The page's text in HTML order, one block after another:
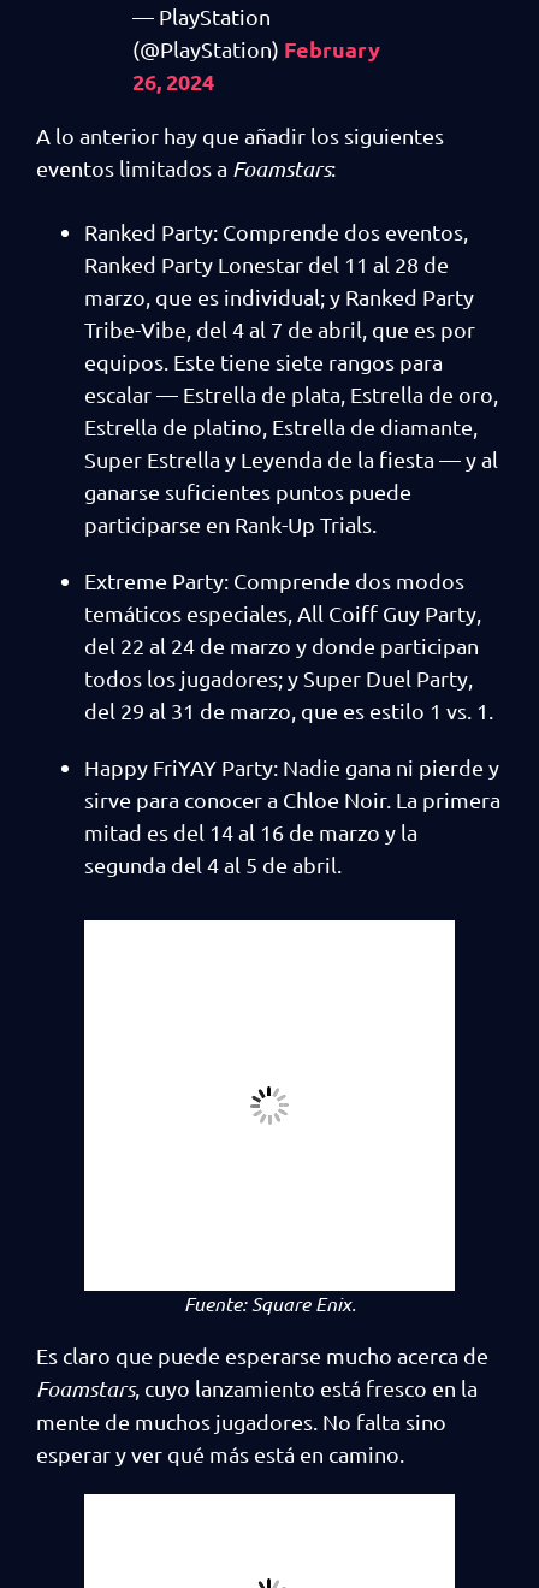
— PlayStation
(@PlayStation) February
26, 2024
A lo anterior hay que añadir los siguientes
eventos limitados a Foamstars:
Ranked Party: Comprende dos eventos,
Ranked Party Lonestar del 11 al 28 de
marzo, que es individual; y Ranked Party
Tribe-Vibe, del 4 al 7 de abril, que es por
equipos. Este tiene siete rangos para
escalar — Estrella de plata, Estrella de oro,
Estrella de platino, Estrella de diamante,
Super Estrella y Leyenda de la fiesta — y al
ganarse suficientes puntos puede
participarse en Rank-Up Trials.
Extreme Party: Comprende dos modos
temáticos especiales, All Coiff Guy Party,
del 22 al 24 de marzo y donde participan
todos los jugadores; y Super Duel Party,
del 29 al 31 de marzo, que es estilo 1 vs. 1.
Happy FriYAY Party: Nadie gana ni pierde y
sirve para conocer a Chloe Noir. La primera
mitad es del 14 al 16 de marzo y la
segunda del 4 al 5 de abril.
Fuente:Square Enix.
Es claro que puede esperarse mucho acerca de
Foamstars, cuyo lanzamiento está fresco en la
mente de muchos jugadores. No falta sino
esperar y ver qué más está en camino.